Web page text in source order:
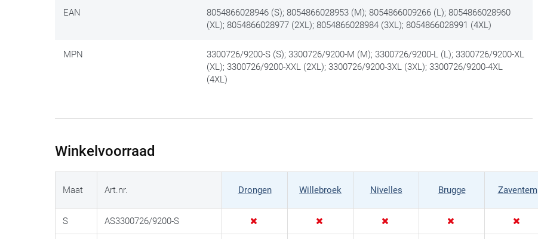
EAN
8054866028946 (S); 8054866028953 (M); 8054866009266 (L); 8054866028960
(XL); 8054866028977 (2XL); 8054866028984 (3XL); 8054866028991 (4XL)
MPN
3300726/9200-S (S); 3300726/9200-M (M); 3300726/9200-L (L); 3300726/9200-XL
(XL); 3300726/9200-XXL (2XL); 3300726/9200-3XL (3XL); 3300726/9200-4XL
(4XL)
Winkelvoorraad
Maat Art.nr. Drongen Willebroek Nivelles Brugge Zaventem
S AS3300726/9200-S